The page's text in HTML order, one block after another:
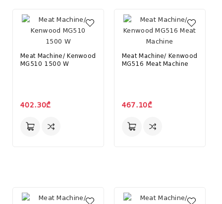
Meat Machine/ Kenwood
MG510 1500 W
402.30₾
Meat Machine/ Kenwood
MG516 Meat Machine
467.10₾